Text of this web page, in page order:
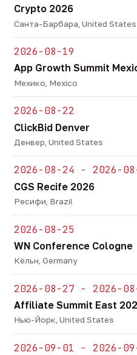
Crypto 2026
Санта-Барбара, United States
2026-08-19
App Growth Summit
Мехико, Mexico
2026-08-22
ClickBid Denver
Денвер, United States
2026-08-24 - 2026-
CGS Recife 2026
Ресифи, Brazil
2026-08-25
WN Conference Cologne
Кёльн, Germany
2026-08-27 - 2026-
Affiliate Summit East
Нью-Йорк, United States
2026-09-01 - 2026-